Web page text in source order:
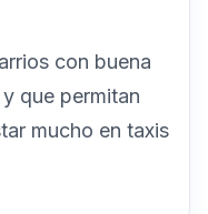
con buena
que permitan
mucho en taxis